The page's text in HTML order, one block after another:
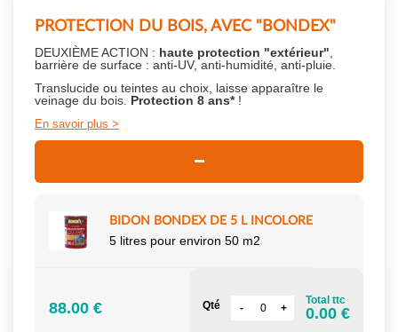
PROTECTION DU BOIS, AVEC "BONDEX"
DEUXIÈME ACTION : haute protection "extérieur"
barrière de surface : anti-UV, anti-humidité, anti-pluie.
Translucide ou teintes au choix, laisse apparaître le
veinage du bois. Protection 8 ans*!
En savoir plus
BIDON BONDEX DE 5 L INCOLORE
5 litres pour environ 50 m2
88.00 € Qté Total ttc
0.00 €